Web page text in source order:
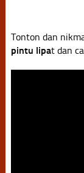
Tonton dan
pintu lipat dan